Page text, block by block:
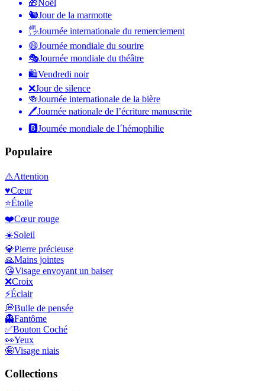
🎁Noël
🐿Jour de la marmotte
🖐Journée internationale du remerciement
😄Journée mondiale du sourire
🎭Journée mondiale du théâtre
🛍Vendredi noir
❌Jour de silence
🍻Journée internationale de la bière
🖊Journée nationale de l’écriture manuscrite
🅱️Journée mondiale de l´hémophilie
Populaire
⚠️Attention
♥️Cœur
⭐Étoile
❤️Cœur rouge
☀️Soleil
💎Pierre précieuse
🙏Mains jointes
😘Visage envoyant un baiser
❌Croix
⚡Éclair
💭Bulle de pensée
👻Fantôme
✅Bouton Coché
👀Yeux
🤪Visage niais
Collections